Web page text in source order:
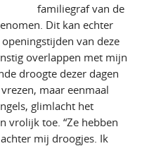
familiegraf van de
Dit kan echter
van deze
overlappen met mijn
droogte dezer dagen
maar eenmaal
glimlacht het
vrolijk toe. “Ze hebben
mij droogjes. Ik